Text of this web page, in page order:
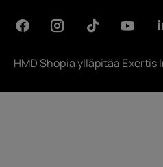
HMD Shopia ylläpitää Exertis